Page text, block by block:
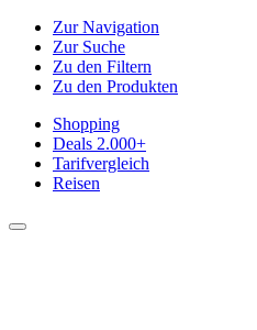
Zur Navigation
Zur Suche
Zu den Filtern
Zu den Produkten
Shopping
Deals 2.000+
Tarifvergleich
Reisen